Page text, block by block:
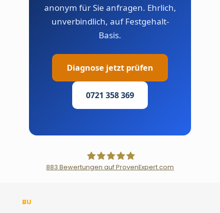
anonym für Sie anfragen. Ehrlich,
unverbindlich, auf Festgehalt-
Basis.
Diagnose jetzt prüfen
0721 358 369
883 Bewertungen auf ProvenExpert.com
BU